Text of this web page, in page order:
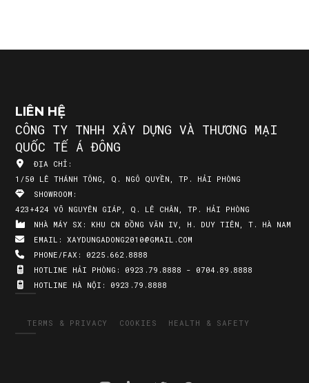
LIÊN HỆ
CÔNG TY TNHH XÂY DỰNG VÀ THƯƠNG MẠI
QUỐC TẾ Á ĐÔNG
ĐỊA CHỈ:
1/50 LÊ THÁNH TÔNG, Q. NGÔ QUYỀN, TP. HẢI PHÒNG
SHOWROOM:
423+424 VÕ NGUYÊN GIÁP, Q. LÊ CHÂN, TP. HẢI PHÒNG
NHÀ MÁY SX: KHU CN ĐỒNG VĂN IV, H. DUY TIÊN, T. HÀ NAM
EMAIL: XAYDUNGADONG2010@GMAIL.COM
PHONE/FAX: 0225.662.8888
HOTLINE HẢI PHÒNG: 0923.79.8888 - 0704.89.8888
HOTLINE HÀ NỘI: 0923.79.8888
TERMS & PRIVACY COOKIES HEALTH & SAFETY